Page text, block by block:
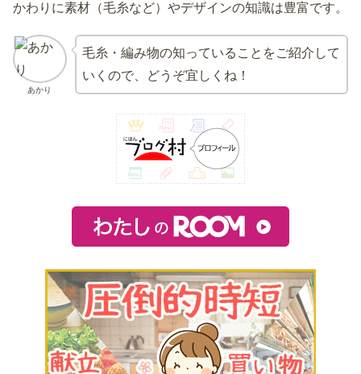
かわりに素材（毛糸など）やデザインの知識は豊富です。
あかり
毛糸・編み物の知っていることをご紹介して
いくので、どうぞ宜しくね！